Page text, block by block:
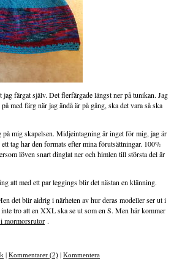
jag färgat själv. Det flerfärgade längst ner på tunikan. Jag
med färg när jag ändå är på gång, ska det vara så ska
mig skapelsen. Midjeintagning är inget för mig, jag är
tag har den formats efter mina förutsättningar. 100%
löven snart dinglat ner och himlen till största del är
att med ett par leggings blir det nästan en klänning.
det blir aldrig i närheten av hur deras modeller ser ut i
tro att en XXL ska se ut som en S. Men här kommer
mormorsrutor .
Kommentarer (2) Kommentera